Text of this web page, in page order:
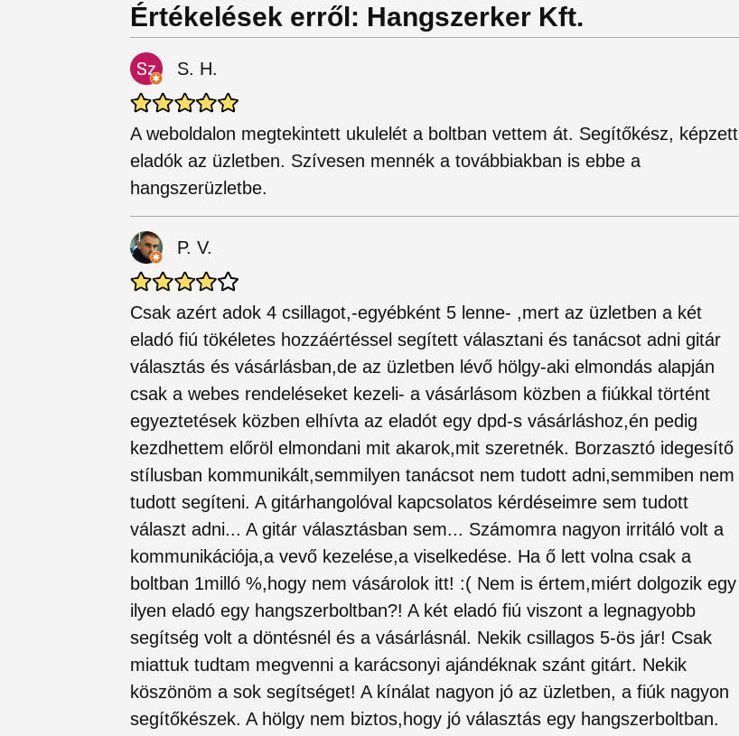
Értékelések erről: Hangszerker Kft.
S. H.
A weboldalon megtekintett ukulelét a boltban vettem át. Segítőkész, képzett
eladók az üzletben. Szívesen mennék a továbbiakban is ebbe a
hangszerüzletbe.
P. V.
Csak azért adok 4 csillagot,-egyébként 5 lenne- ,mert az üzletben a két
eladó fiú tökéletes hozzáértéssel segített választani és tanácsot adni gitár
választás és vásárlásban,de az üzletben lévő hölgy-aki elmondás alapján
csak a webes rendeléseket kezeli- a vásárlásom közben a fiúkkal történt
egyeztetések közben elhívta az eladót egy dpd-s vásárláshoz,én pedig
kezdhettem előröl elmondani mit akarok,mit szeretnék. Borzasztó idegesítő
stílusban kommunikált,semmilyen tanácsot nem tudott adni,semmiben nem
tudott segíteni. A gitárhangolóval kapcsolatos kérdéseimre sem tudott
választ adni... A gitár választásban sem... Számomra nagyon irritáló volt a
kommunikációja,a vevő kezelése,a viselkedése. Ha ő lett volna csak a
boltban 1milló %,hogy nem vásárolok itt! :( Nem is értem,miért dolgozik egy
ilyen eladó egy hangszerboltban?! A két eladó fiú viszont a legnagyobb
segítség volt a döntésnél és a vásárlásnál. Nekik csillagos 5-ös jár! Csak
miattuk tudtam megvenni a karácsonyi ajándéknak szánt gitárt. Nekik
köszönöm a sok segítséget! A kínálat nagyon jó az üzletben, a fiúk nagyon
segítőkészek. A hölgy nem biztos,hogy jó választás egy hangszerboltban.